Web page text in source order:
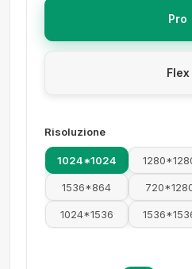
Pro
Flex
Risoluzione
1024*1024
1536*864
1024*1536